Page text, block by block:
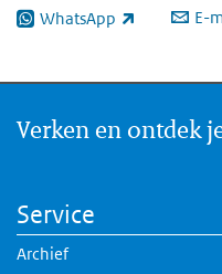
WhatsApp
(externe link) E-
Verken en ontdek
Service
Archief